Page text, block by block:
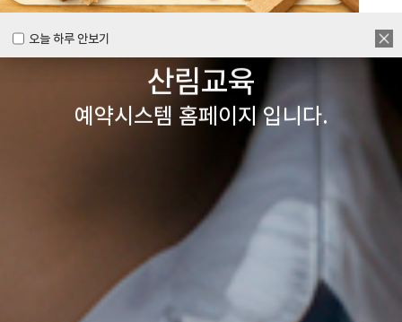
오늘 하루 안보기
오늘 하루 안보기목재문화체험장&
산림교육
예약시스템 홈페이지 입니다.